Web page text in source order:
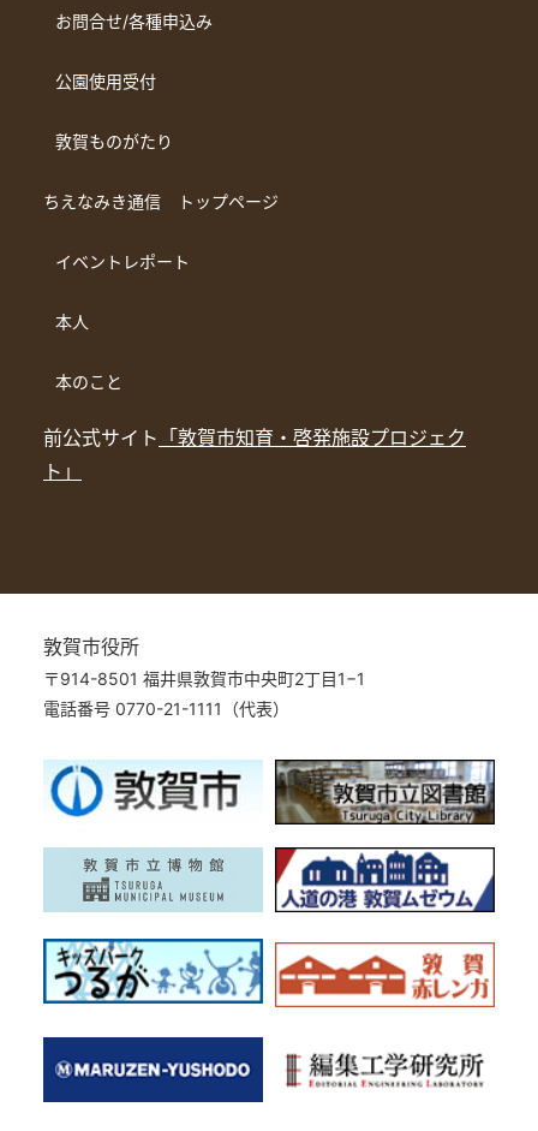
お問合せ/各種申込み
公園使用受付
敦賀ものがたり
ちえなみき通信 トップページ
イベントレポート
本人
本のこと
前公式サイト 「敦賀市知育・啓発施設プロジェク
ト」
敦賀市役所
〒914-8501 福井県敦賀市中央町2丁目1−1
電話番号 0770-21-1111（代表）